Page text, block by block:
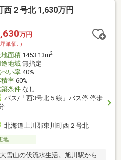
２号北 1,630万円
万円
坪単価:-）
面積1453.13m2
途地域無指定
い率40%
率60%
条件なし
バス/「西3号北５線」バス停 停歩
北海道上川郡東川町西２号北
地
雪山の伏流水生活。旭川駅から